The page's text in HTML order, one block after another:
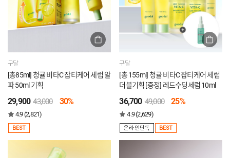
구달
[총85ml] 청귤 비타C 잡티케어 세럼 알
파 50ml 기획
29,900 43,000 30%
4.9 (2,821)
BEST
구달
[총 155ml] 청귤 비타C 잡티케어 세럼
더블기획 [증정] 레드수딩세럼 10ml
36,700 49,000 25%
4.9 (2,629)
온라인단독 BEST